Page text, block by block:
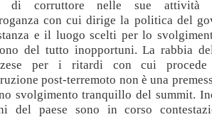
di corruttore nelle sue attività
con cui dirige la politica del
e il luogo scelti per lo
del tutto inopportuni. La rabbia
per i ritardi con cui
post-terremoto non è una
svolgimento tranquillo del summit.
del paese sono in corso